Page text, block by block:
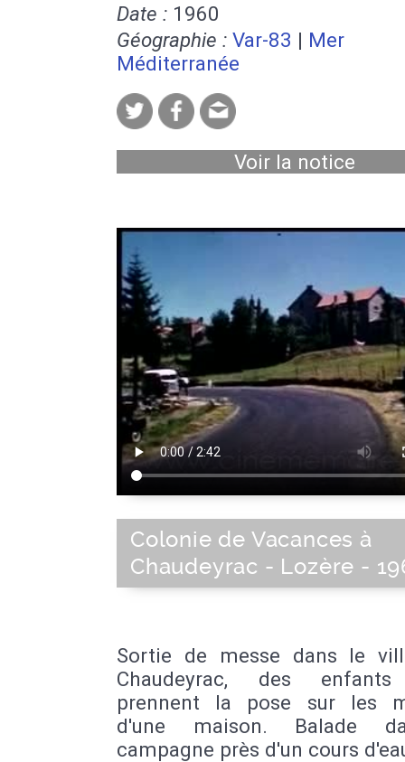
Date : 1960
Géographie : Var-83 | Mer
Méditerranée
Voir la notice
Colonie de Vacances à
Chaudeyrac - Lozère -
Sortie de messe dans le
Chaudeyrac, des
prennent la pose sur les
d'une maison. Balade
campagne près d'un cours